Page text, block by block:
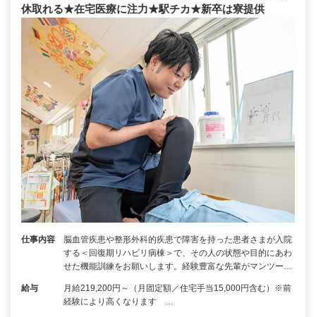
休取れる★在宅医療に注力★駅チカ★新卒は寮提供
仕事内容
脳⾎管疾患や整形外科的疾患で障害を持った患者さまが入院
する＜回復期リハビリ病棟＞で、その人の状態や目的にあわ
せた機能訓練をお願いします。経験豊富な先輩がマンツー…
給与
月給219,200円～（月固定額／住宅手当15,000円含む）※前
経験により高くなります …